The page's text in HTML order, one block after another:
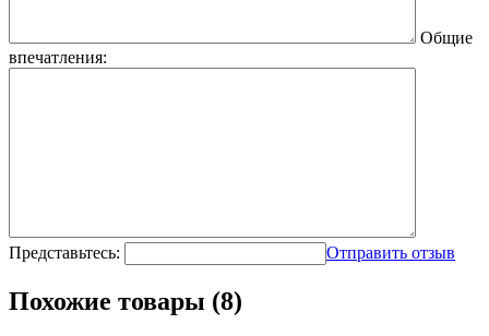
Общие
впечатления:
Представьтесь: Отправить отзыв
Похожие товары (8)